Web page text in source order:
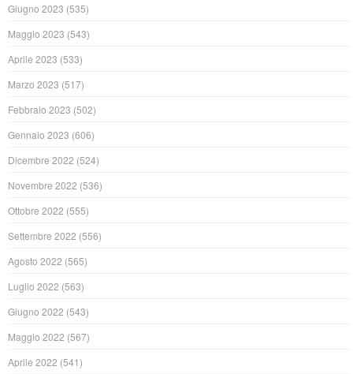
Giugno 2023 (535)
Maggio 2023 (543)
Aprile 2023 (533)
Marzo 2023 (517)
Febbraio 2023 (502)
Gennaio 2023 (606)
Dicembre 2022 (524)
Novembre 2022 (536)
Ottobre 2022 (555)
Settembre 2022 (556)
Agosto 2022 (565)
Luglio 2022 (563)
Giugno 2022 (543)
Maggio 2022 (567)
Aprile 2022 (541)